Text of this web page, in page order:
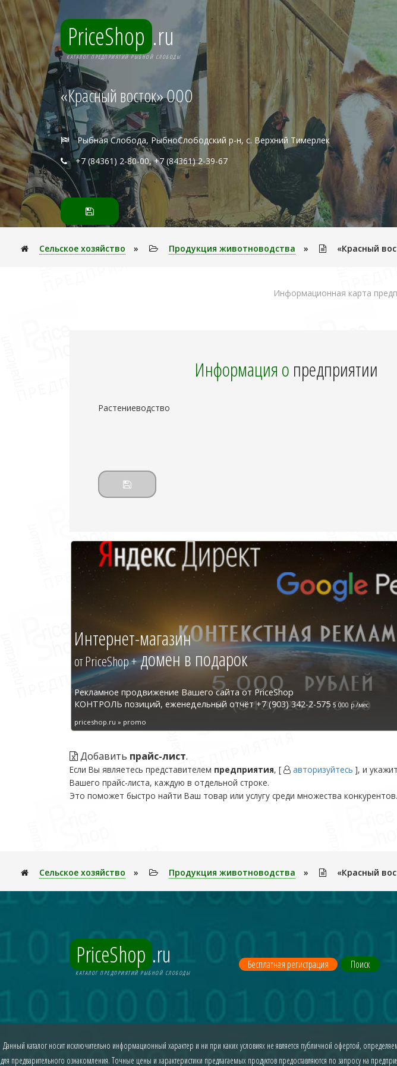
PriceShop .ru
КАТАЛОГ ПРЕДПРИЯТИЙ РЫБНОЙ СЛОБОДЫ
«Красный восток» ООО
Рыбная Слобода, РыбноСлободский р-н, с. Верхний Тимерлек
+7 (84361) 2-80-00, +7 (84361) 2-39-67
Сельское хозяйство » Продукция животноводства » «Красный
Информационная карта
Информация о предприятии
Растениеводство
Интернет-магазин
от PriceShop +домен в подарок
Рекламное продвижение Вашего сайта от PriceShop
КОНТРОЛЬ позиций, еженедельный отчёт +7 (903) 342-2-575 5 000 р./мес
priceshop.ru » promo
Добавить прайс-лист.
Если Вы являетесь представителем предприятия, [ авторизуйтесь ], и
Вашего прайс-листа, каждую в отдельной строке.
Это поможет быстро найти Ваш товар или услугу среди множества конкурентов.
Сельское хозяйство » Продукция животноводства » «Красный
PriceShop .ru
КАТАЛОГ ПРЕДПРИЯТИЙ РЫБНОЙ СЛОБОДЫ
Бесплатная регистрация Поиск
Данный каталог носит исключительно информационный характер и ни при каких условиях не является публичной офертой,
для предварительного ознакомления. Точные цены и характеристики предлагаемых продуктов предоставляются по запросу на